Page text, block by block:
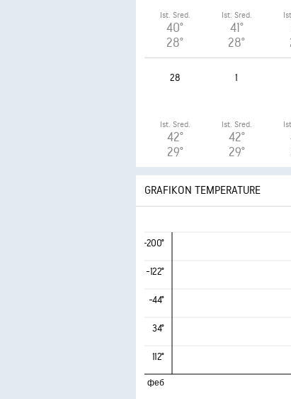
Ist. Sred.
40°
28°
Ist. Sred.
41°
28°
28
Ist. Sred.
42°
29°
1
Ist. Sred.
42°
29°
GRAFIKON TEMPERATURE
-200°
-122°
-44°
34°
112°
феб